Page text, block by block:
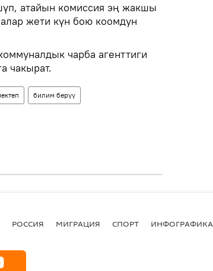
атайын комиссия эң жакшы
жети күн бою коомдун
чарба агенттиги
чакырат.
билим берүү
РОССИЯ МИГРАЦИЯ СПОРТ ИНФОГРАФИКА